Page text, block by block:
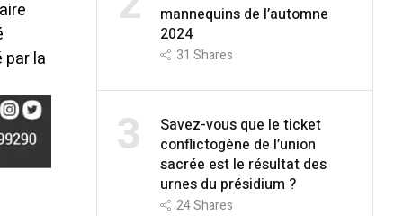
la
mannequins de l’automne
2024
31 Shares
3
Savez-vous que le ticket
conflictogène de l’union
sacrée est le résultat des
urnes du présidium ?
24Shares